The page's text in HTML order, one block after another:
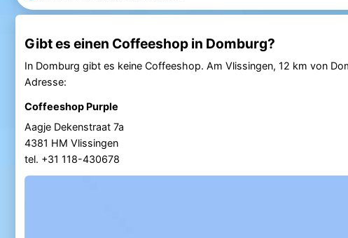
Gibt es einen Coffeeshop in Domburg?
In Domburg gibt es keine Coffeeshop. Am Vlissingen, 12 km von
Adresse:
Coffeeshop Purple
Aagje Dekenstraat 7a
4381 HM Vlissingen
tel. +31 118-430678